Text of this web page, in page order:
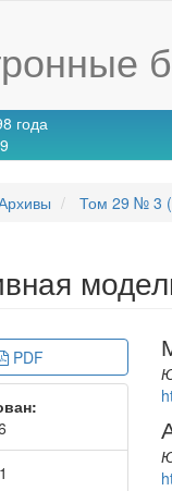
года
Том 29 № 3
PDF